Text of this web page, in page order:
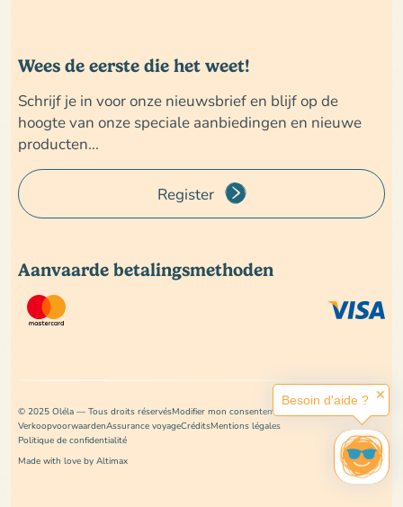
Wees de eerste die het weet!
Schrijf je in voor onze nieuwsbrief en blijf op de
hoogte van onze speciale aanbiedingen en nieuwe
producten...
Register
Aanvaarde betalingsmethoden
© 2025 Oléla — Tous droits réservésModifier mon consentement
VerkoopvoorwaardenAssurance voyageCréditsMentions légales
Politique de confidentialité
Made with love by Altimax
Besoin d'aide ? ✕